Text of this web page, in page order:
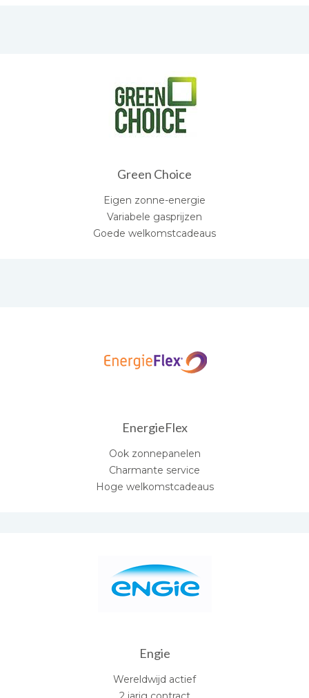
Green Choice
Eigen zonne-energie
Variabele gasprijzen
Goede welkomstcadeaus
EnergieFlex
Ook zonnepanelen
Charmante service
Hoge welkomstcadeaus
Engie
Wereldwijd actief